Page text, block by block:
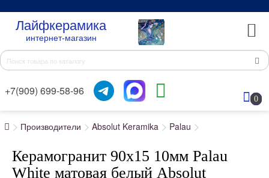
Лайфкерамика
интернет-магазин
+7(909) 699-58-96
0
Производители Absolut Keramika Palau
Керамогранит 90x15 10мм Palau
White матовая белый Absolut